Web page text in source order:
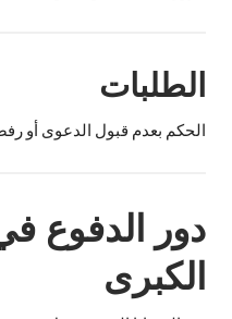
الطلبات
الحكم بعدم قبول الدعوى أو
دور الدفوع
الكبرى